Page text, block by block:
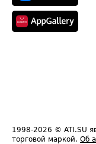
1998-2026 © ATI.SU
торговой маркой. Об